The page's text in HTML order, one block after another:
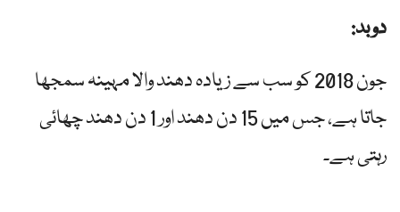
دوبد:
جون 2018 کو سب سے زیادہ دھند والا مہینہ سمجھا
جاتا ہے، جس میں 15 دن دھند اور 1 دن دھند چھائی
رہتی ہے۔